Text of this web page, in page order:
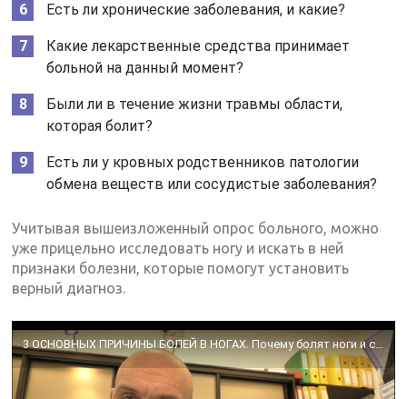
Есть ли хронические заболевания, и какие?
Какие лекарственные средства принимает
больной на данный момент?
Были ли в течение жизни травмы области,
которая болит?
Есть ли у кровных родственников патологии
обмена веществ или сосудистые заболевания?
Учитывая вышеизложенный опрос больного, можно
уже прицельно исследовать ногу и искать в ней
признаки болезни, которые помогут установить
верный диагноз.